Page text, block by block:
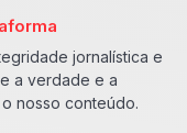
jornalística e
a verdade e a
nosso conteúdo.